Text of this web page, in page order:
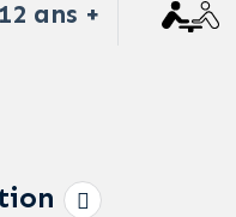
12 ans +